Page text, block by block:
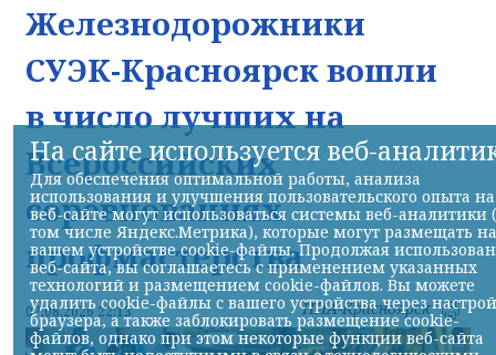
Железнодорожники
СУЭК-Красноярск вошли
в число лучших на
Всероссийских
соревнованиях
профмастерства
07.08.2026 22:13 НИА-Красноярск
На сайте используется веб-
Для обеспечения оптимальной работы, анализа
использования и улучшения пользовательского опыта на
веб-сайте могут использоваться системы веб-аналитики
том числе Яндекс.Метрика), которые могут размещать на
вашем устройстве cookie-файлы. Продолжая
веб-сайта, вы соглашаетесь с применением указанных
технологий и размещением cookie-файлов. Вы можете
удалить cookie-файлы с вашего устройства через
браузера, а также заблокировать размещение cookie-
файлов, однако при этом некоторые функции веб-сайта